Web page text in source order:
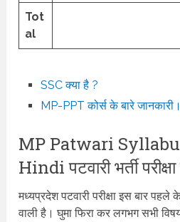
Tot
al
SSC क्या है ?
MP-PPT कोर्स के बारे जानकारी।
MP Patwari
Hindi पटवारी भर्ती
मध्यप्रदेश पटवारी परीक्षा इस बार
वाली है। घुमा फिरा कर लगभग सभी